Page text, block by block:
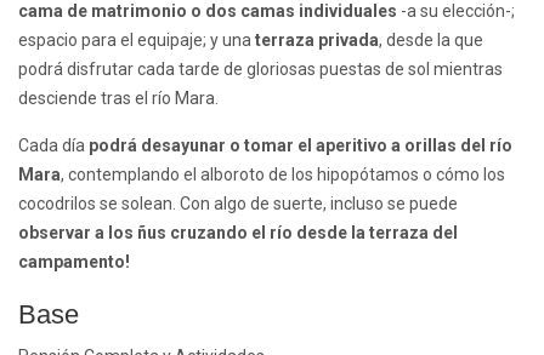
cama de matrimonio o dos camas individuales -a su elección-;
espacio para el equipaje; y unaterraza privada, desde la que
podrá disfrutar cada tarde de gloriosas puestas de sol mientras
desciende tras el río Mara.
Cada día podrá desayunar o tomar el aperitivo a orillas del río
Mara, contemplando el alboroto de los hipopótamos o cómo los
cocodrilos se solean. Con algo de suerte, incluso se puede
observar a los ñus cruzando el río desde la terraza del
campamento!
Base